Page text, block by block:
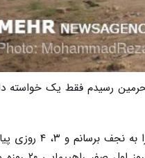
رسیدم فقط یک خواسته
امسال مسیر جدیدی را برای رسیدن به کربلا امتحان کردم. به جای آنکه از